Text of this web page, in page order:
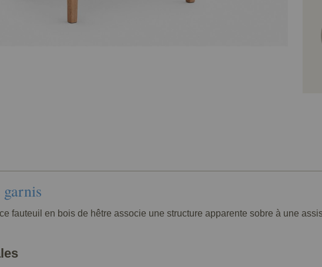
fauteuil en bois de hêtre associe une structure apparente sobre à une